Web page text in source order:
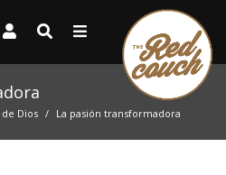
Dios La pasión transformadora